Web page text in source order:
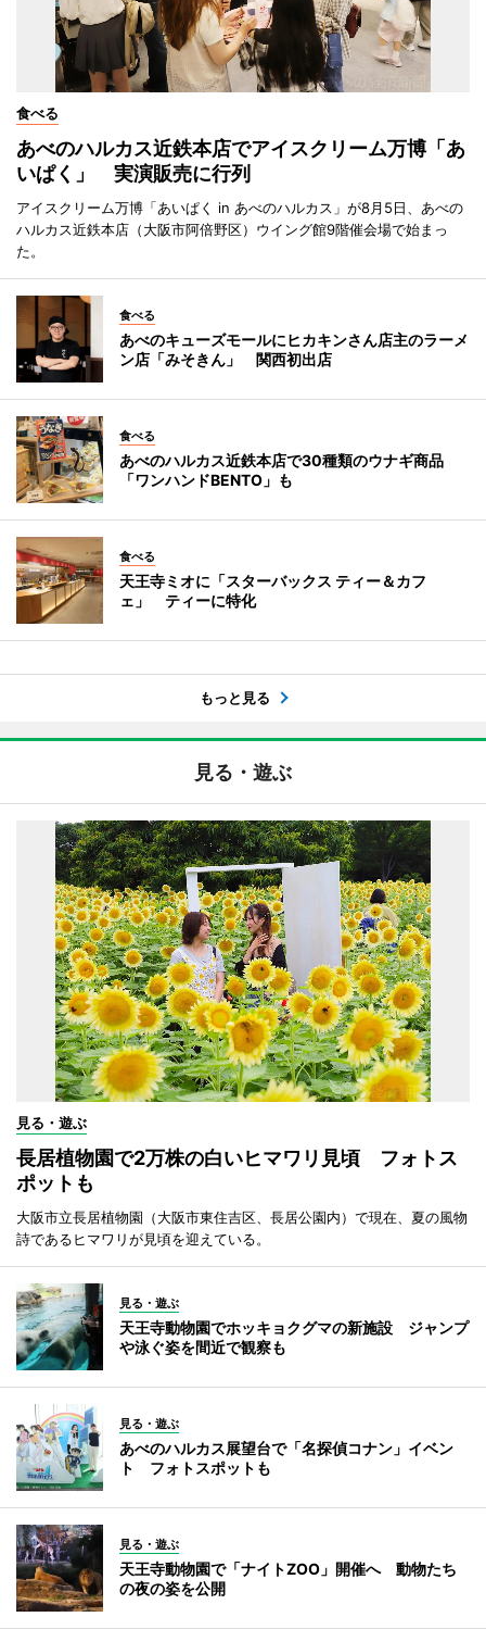
食べる
あべのハルカス近鉄本店でアイスクリーム万博「あ
いぱく」 実演販売に行列
アイスクリーム万博「あいぱく in あべのハルカス」が8月5日、あべの
ハルカス近鉄本店（大阪市阿倍野区）ウイング館9階催会場で始まっ
た。
食べる
あべのキューズモールにヒカキンさん店主のラーメ
ン店「みそきん」 関西初出店
食べる
あべのハルカス近鉄本店で30種類のウナギ商品
「ワンハンドBENTO」も
食べる
天王寺ミオに「スターバックス ティー＆カフ
ェ」 ティーに特化
もっと見る
見る・遊ぶ
見る・遊ぶ
長居植物園で2万株の白いヒマワリ見頃 フォトス
ポットも
大阪市立長居植物園（大阪市東住吉区、長居公園内）で現在、夏の風物
詩であるヒマワリが見頃を迎えている。
見る・遊ぶ
天王寺動物園でホッキョクグマの新施設 ジャンプ
や泳ぐ姿を間近で観察も
見る・遊ぶ
あべのハルカス展望台で「名探偵コナン」イベン
ト フォトスポットも
見る・遊ぶ
天王寺動物園で「ナイトZOO」開催へ 動物たち
の夜の姿を公開